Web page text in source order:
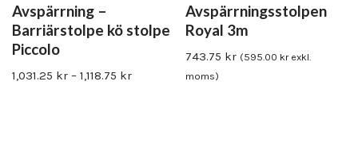
Avspärrning –
Barriärstolpe kö stolpe
Piccolo
1,031.25 kr – 1,118.75 kr
Avspärrningsstolpen
Royal 3m
743.75 kr (595.00 krexkl.
moms)